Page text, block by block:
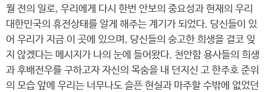
월 전의 일로, 우리에게 다시 한번 안보의 중요성과 현재의 우리
대한민국의 휴전상태를 알게 해주는 계기가 되었다. 당신들이 있
어 우리가 지금 이 곳에 있으며, 당신들의 숭고한 희생을 결코 잊
지 않겠다는 메시지가 나의 눈에 들어왔다. 천안함 용사들의 희생
과 후배전우를 구하고자 자신의 목숨을 내 던지신 고 한주호 준위
의 모습 앞에 우리는 너무나도 슬픈 현실과 마주할 수밖에 없었던